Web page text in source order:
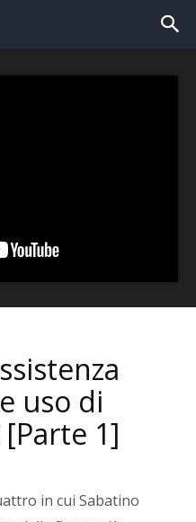
uso di
1]
in cui Sabatino